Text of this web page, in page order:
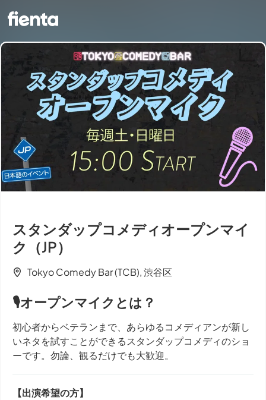
スタンダップコメディオープンマイ
ク（JP）
Tokyo Comedy Bar (TCB), 渋谷区
🎙オープンマイクとは？
初心者からベテランまで、あらゆるコメディアンが新し
いネタを試すことができるスタンダップコメディのショ
ーです。勿論、観るだけでも大歓迎。
【出演希望の方】